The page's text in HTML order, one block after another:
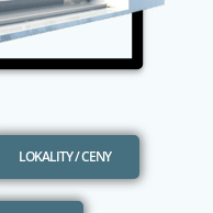
LOKALITY / CENY